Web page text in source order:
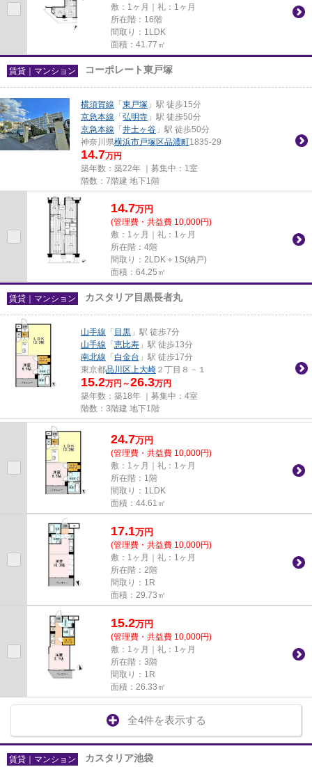
敷：1ヶ月｜礼：1ヶ月
所在階：16階
間取り：1LDK
面積：41.77㎡
賃貸｜マンション コーポレート東戸塚
横須賀線 「 東戸塚 」駅 徒歩15分
京急本線 「 弘明寺 」駅 徒歩50分
京急本線 「 井土ヶ谷 」駅 徒歩50分
神奈川県横浜市戸塚区品濃町1835-29
14.7万円
築年数：築22年 ｜募集中： 1室
階数：7階建 地下1階
14.7万円
(管理費・共益費 10,000円)
敷：1ヶ月｜礼：1ヶ月
所在階：4階
間取り：2LDK＋1S(納戸)
面積：64.25㎡
賃貸｜マンション カスタリア目黒長者丸
山手線 「 目黒 」駅 徒歩7分
山手線 「 恵比寿 」駅 徒歩13分
南北線 「 白金台 」駅 徒歩17分
東京都品川区上大崎 ２丁目８－１
15.2万円～26.3万円
築年数：築18年 ｜募集中： 4室
階数：3階建 地下1階
24.7万円
(管理費・共益費 10,000円)
敷：1ヶ月｜礼：1ヶ月
所在階：1階
間取り：1LDK
面積：44.61㎡
17.1万円
(管理費・共益費 10,000円)
敷：1ヶ月｜礼：1ヶ月
所在階：2階
間取り：1R
面積：29.73㎡
15.2万円
(管理費・共益費 10,000円)
敷：1ヶ月｜礼：1ヶ月
所在階：3階
間取り：1R
面積：26.33㎡
全4件を表示する
賃貸｜マンション カスタリア池袋